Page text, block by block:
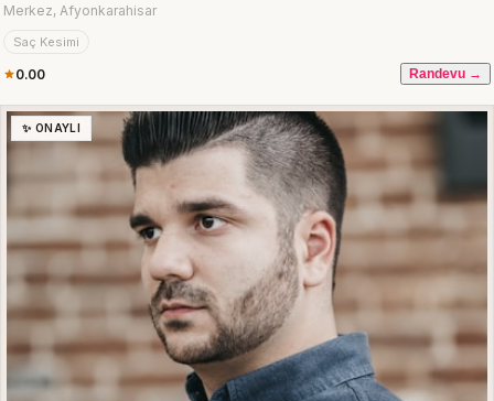
Merkez, Afyonkarahisar
Saç Kesimi
0.00 Randevu →
✨ ONAYLI